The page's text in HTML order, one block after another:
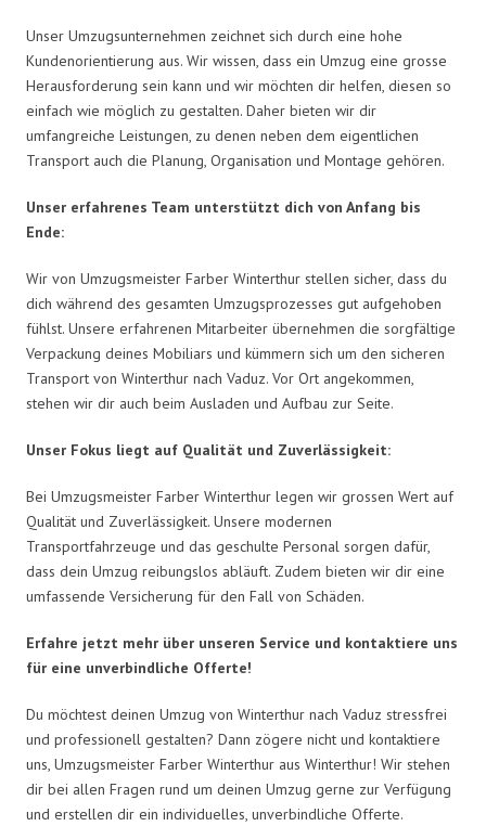
Unser Umzugsunternehmen zeichnet sich durch eine hohe
Kundenorientierung aus. Wir wissen, dass ein Umzug eine grosse
Herausforderung sein kann und wir möchten dir helfen, diesen so
einfach wie möglich zu gestalten. Daher bieten wir dir
umfangreiche Leistungen, zu denen neben dem eigentlichen
Transport auch die Planung, Organisation und Montage gehören.
Unser erfahrenes Team unterstützt dich von Anfang bis
Ende:
Wir von Umzugsmeister Farber Winterthur stellen sicher, dass du
dich während des gesamten Umzugsprozesses gut aufgehoben
fühlst. Unsere erfahrenen Mitarbeiter übernehmen die sorgfältige
Verpackung deines Mobiliars und kümmern sich um den sicheren
Transport von Winterthur nach Vaduz. Vor Ort angekommen,
stehen wir dir auch beim Ausladen und Aufbau zur Seite.
Unser Fokus liegt auf Qualität und Zuverlässigkeit:
Bei Umzugsmeister Farber Winterthur legen wir grossen Wert auf
Qualität und Zuverlässigkeit. Unsere modernen
Transportfahrzeuge und das geschulte Personal sorgen dafür,
dass dein Umzug reibungslos abläuft. Zudem bieten wir dir eine
umfassende Versicherung für den Fall von Schäden.
Erfahre jetzt mehr über unseren Service und kontaktiere uns
für eine unverbindliche Offerte!
Du möchtest deinen Umzug von Winterthur nach Vaduz stressfrei
und professionell gestalten? Dann zögere nicht und kontaktiere
uns, Umzugsmeister Farber Winterthur aus Winterthur! Wir stehen
dir bei allen Fragen rund um deinen Umzug gerne zur Verfügung
und erstellen dir ein individuelles, unverbindliche Offerte.